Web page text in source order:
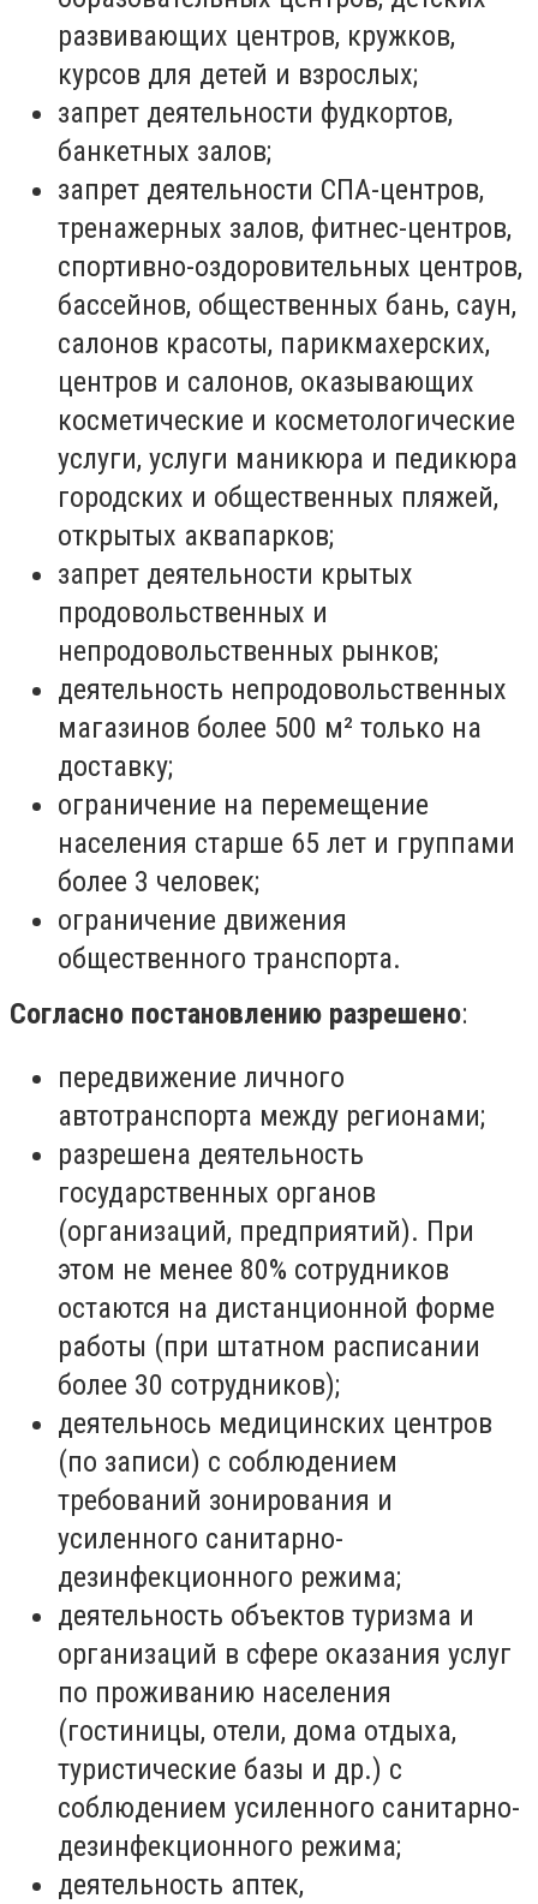
развивающих центров, кружков,
курсов для детей и взрослых;
запрет деятельности фудкортов,
банкетных залов;
запрет деятельности СПА-центров,
тренажерных залов, фитнес-центров,
спортивно-оздоровительных центров,
бассейнов, общественных бань, саун,
салонов красоты, парикмахерских,
центров и салонов, оказывающих
косметические и косметологические
услуги, услуги маникюра и педикюра
городских и общественных пляжей,
открытых аквапарков;
запрет деятельности крытых
продовольственных и
непродовольственных рынков;
деятельность непродовольственных
магазинов более 500 м² только на
доставку;
ограничение на перемещение
населения старше 65 лет и группами
более 3 человек;
ограничение движения
общественного транспорта.
Согласно постановлению разрешено:
передвижение личного
автотранспорта между регионами;
разрешена деятельность
государственных органов
(организаций, предприятий). При
этом не менее 80% сотрудников
остаются на дистанционной форме
работы (при штатном расписании
более 30 сотрудников);
деятельнось медицинских центров
(по записи) с соблюдением
требований зонирования и
усиленного санитарно-
дезинфекционного режима;
деятельность объектов туризма и
организаций в сфере оказания услуг
по проживанию населения
(гостиницы, отели, дома отдыха,
туристические базы и др.) с
соблюдением усиленного санитарно-
дезинфекционного режима;
деятельность аптек,